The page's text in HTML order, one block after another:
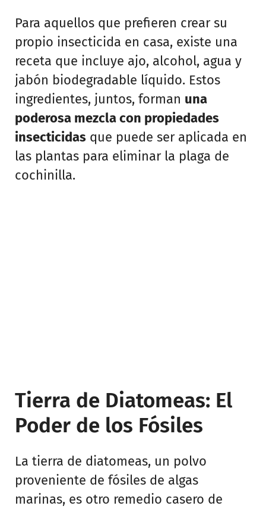
Para aquellos que prefieren crear su
propio insecticida en casa, existe una
receta que incluye ajo, alcohol, agua y
jabón biodegradable líquido. Estos
ingredientes, juntos, forman una
poderosa mezcla con propiedades
insecticidas que puede ser aplicada en
las plantas para eliminar la plaga de
cochinilla.
Tierra de Diatomeas: El
Poder de los Fósiles
La tierra de diatomeas, un polvo
proveniente de fósiles de algas
marinas, es otro remedio casero de